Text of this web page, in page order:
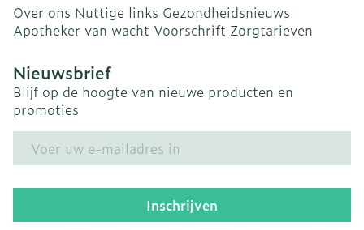
Over ons Nuttige links Gezondheidsnieuws
Apotheker van wacht Voorschrift Zorgtarieven
Nieuwsbrief
Blijf op de hoogte van nieuwe producten en
promoties
Inschrijven